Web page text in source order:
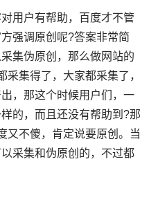
用户有帮助，百度才不管
强调原创呢?答案非常简
集伪原创，那么做网站的
采集得了，大家都采集了，
，那这个时候用户们，一
的，而且还没有帮助到?那
又不傻，肯定说要原创。当
采集和伪原创的，不过都